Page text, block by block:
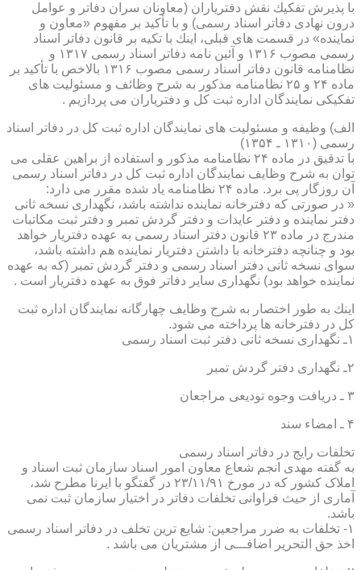
با پذیرش تفكیك نقش دفتریاران (معاونان سران دفاتر و عوامل
درون نهادی دفاتر اسناد رسمی) و با تأكید بر مفهوم «معاون و
نماینده» در قسمت های قبلی، اینك با تكیه بر قانون دفاتر اسناد
رسمی مصوب ۱۳۱۶ و آئین نامه دفاتر اسناد رسمی ۱۳۱۷ و
نظامنامه قانون دفاتر اسناد رسمی مصوب ۱۳۱۶ بالاخص با تأكید بر
ماده ۲۴ و ۲۵ نظامنامه مذكور به شرح وظائف و مسئولیت های
تفكیكی نمایندگان اداره ثبت كل و دفتریاران می پردازیم .
الف) وظیفه و مسئولیت های نمایندگان اداره ثبت كل در دفاتر اسناد
رسمی (۱۳۱۰ ـ ۱۳۵۴)
با تدقیق در ماده ۲۴ نظامنامه مذكور و استفاده از براهین عقلی می
توان به شرح وظایف نمایندگان اداره ثبت كل در دفاتر اسناد رسمی
آن روزگار پی برد. ماده ۲۴ نظامنامه یاد شده مقرر می دارد:
« در صورتی كه دفترخانه نماینده نداشته باشد، نگهداری نسخه ثانی
دفتر نماینده و دفتر عایدات و دفتر گردش تمبر و دفتر ثبت مكاتبات
مندرج در ماده ۲۳ قانون دفتر اسناد رسمی به عهده دفتریار خواهد
بود و چنانچه دفترخانه با داشتن دفتریار نماینده هم داشته باشد،
سوای نسخه ثانی دفتر اسناد رسمی و دفتر گردش تمبر (كه به عهده
نماینده خواهد بود) نگهداری سایر دفاتر فوق به عهده دفتریار است .
اینك به طور اختصار به شرح وظایف چهارگانه نمایندگان اداره ثبت
كل در دفترخانه ها پرداخته می شود.
۱ـ نگهداری نسخه ثانی دفتر ثبت اسناد رسمی
۲ـ نگهداری دفتر گردش تمبر
۳ ـ دریافت وجوه تودیعی مراجعان
۴ ـ امضاء سند
تخلفات رایج در دفاتر اسناد رسمی
به گفته مهدی انجم شعاع معاون امور اسناد سازمان ثبت اسناد و
املاک کشور که در مورخ ۲۳/۱۱/۹۱ در گفتگو با ایرنا مطرح شد،
آماری از حیث فراوانی تخلفات دفاتر در اختیار سازمان ثبت نمی
باشد.
۱- تخلفات به ضرر مراجعین: شایع ترین تخلف در دفاتر اسناد رسمی
اخذ حق التحریر اضافـــی از مشتریان می باشد .